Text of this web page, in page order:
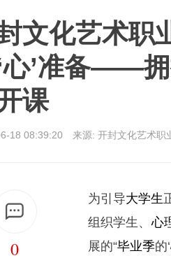
文化艺术职
心’准备——
课
18 08:39:20 来源: 开封文化艺术职
0
为引导大学生
组织学生、心
展的“毕业季的